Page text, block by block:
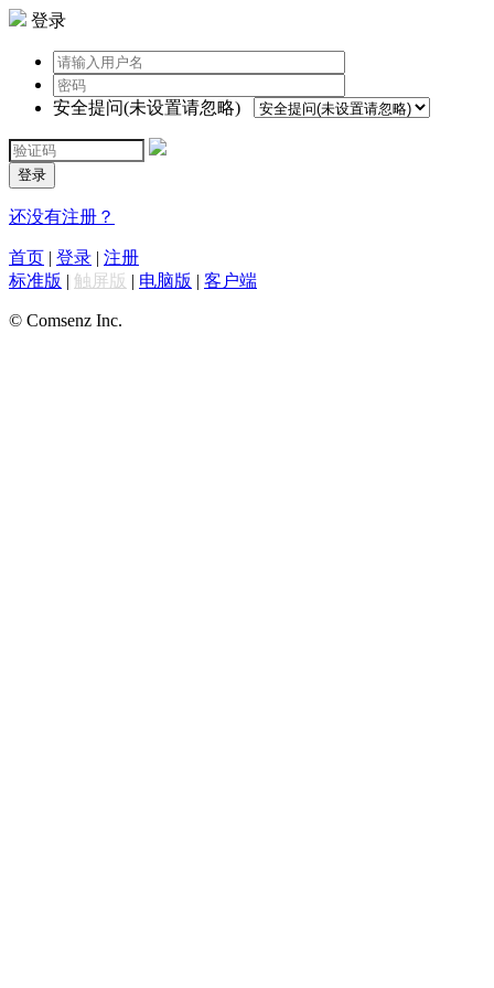
登录
安全提问(未设置请忽略)
登录
还没有注册？
首页 | 登录 | 注册
标准版 | 触屏版 | 电脑版 | 客户端
© Comsenz Inc.